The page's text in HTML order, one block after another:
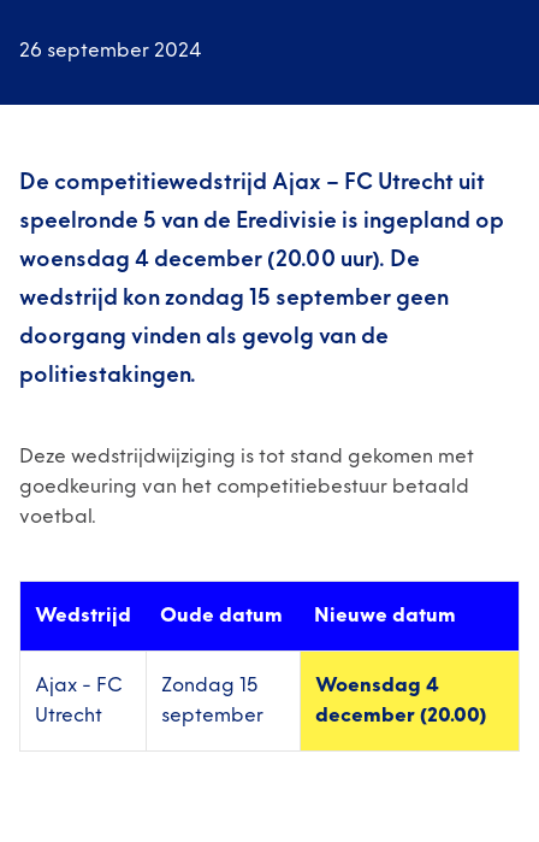
26 september 2024
De competitiewedstrijd Ajax – FC Utrecht uit
speelronde 5 van de Eredivisie is ingepland op
woensdag 4 december (20.00 uur). De
wedstrijd kon zondag 15 september geen
doorgang vinden als gevolg van de
politiestakingen.
Deze wedstrijdwijziging is tot stand gekomen met
goedkeuring van het competitiebestuur betaald
voetbal.
Wedstrijd Oude datum Nieuwe datum
Ajax - FC
Utrecht
Zondag 15
september
Woensdag 4
december (20.00)